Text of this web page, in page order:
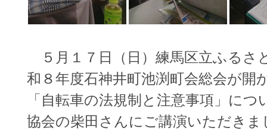
５月１７日（日）練馬区立ふるさ
和８年度石神井町池渕町会総会が開
「自転車の法規制と注意事項」に
協会の柴田さんにご講演いただきま